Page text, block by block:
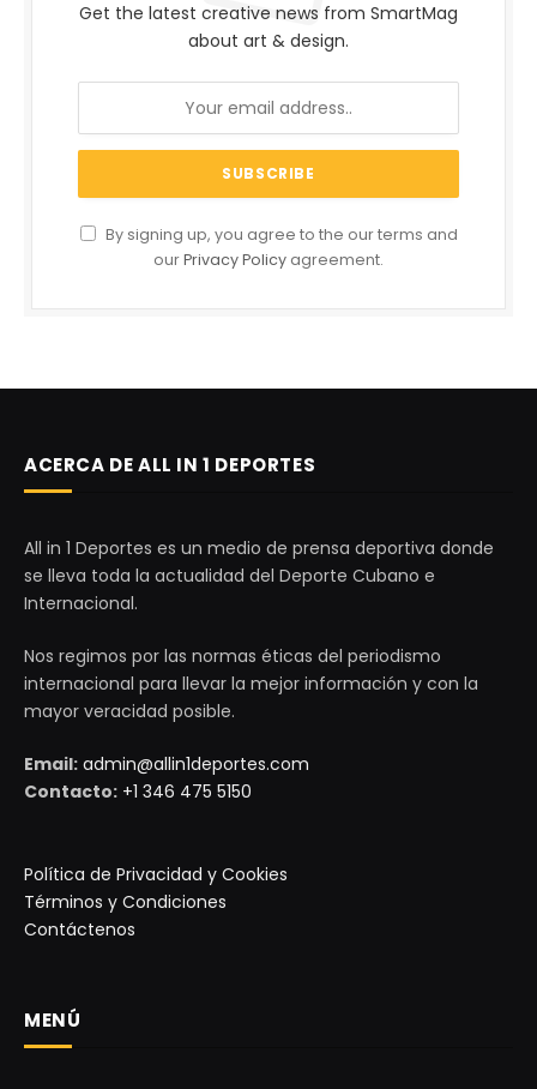
Get the latest creative news from SmartMag
about art & design.
By signing up, you agree to the our terms and
ourPrivacy Policy agreement.
ACERCA DE ALL IN 1 DEPORTES
All in 1 Deportes es un medio de prensa deportiva donde
se lleva toda la actualidad del Deporte Cubano e
Internacional.
Nos regimos por las normas éticas del periodismo
internacional para llevar la mejor información y con la
mayor veracidad posible.
Email: admin@allin1deportes.com
Contacto: +1 346 475 5150
Política de Privacidad y Cookies
Términos y Condiciones
Contáctenos
MENÚ